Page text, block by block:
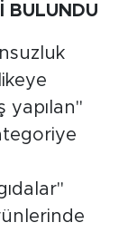
BULUNDU
yapılan"